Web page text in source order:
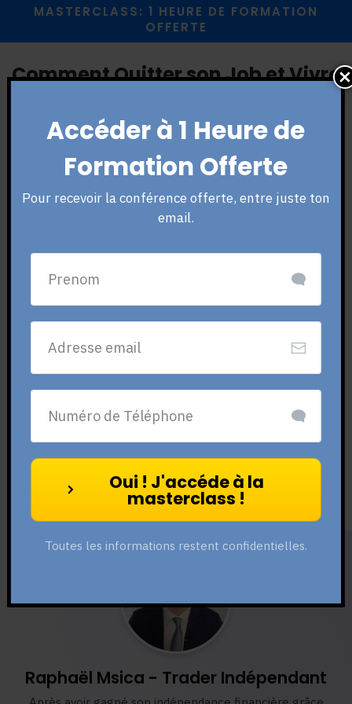
MASTERCLASS: 1 HEURE DE FORMATION
OFFERTE
CommentQuitter son JobetVivre
Moins d'1 Heure par
Jourmêmeen Partant de Zéro
La Méthode Complète pour Vivre du Trading en
Partant de Zéro
Oui ! Je veux gagner ma
liberté financière !
Conférence en ligne Offerte
Raphaël Msica - Trader Indépendant
Accéder à 1 Heure de
Formation Offerte
Pour recevoir la conférence offerte, entre juste ton
email.
Oui ! J'accéde à la
masterclass !
Toutes les informations restent confidentielles.